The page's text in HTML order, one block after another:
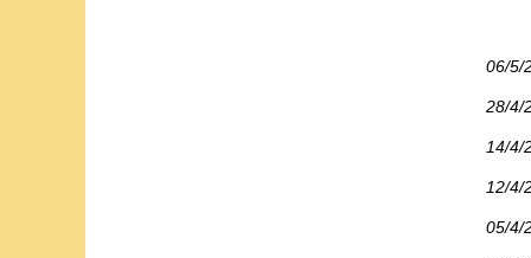
06/5/
28/4/
14/4/
12/4/
05/4/